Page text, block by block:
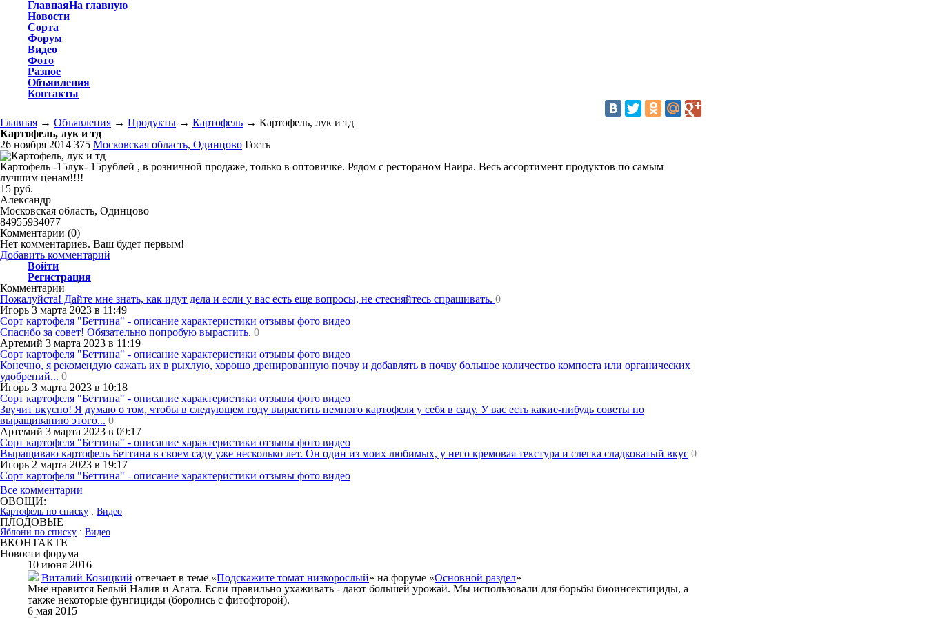
ГлавнаяНа главную
Новости
Сорта
Форум
Видео
Фото
Разное
Объявления
Контакты
Главная → Объявления → Продукты → Картофель → Картофель, лук и тд
Картофель, лук и тд
26 ноября 2014 375 Московская область, Одинцово Гость
Картофель -15лук- 15рублей , в розничной продаже, только в оптовичке. Рядом с рестораном Наира. Весь ассортимент продуктов по самым
лучшим ценам!!!!
15 руб.
Александр
Московская область, Одинцово
84955934077
Комментарии (0)
Нет комментариев. Ваш будет первым!
Добавить комментарий
Войти
Регистрация
Комментарии
Пожалуйста! Дайте мне знать, как идут дела и если у вас есть еще вопросы, не стесняйтесь спрашивать. 0
Игорь 3 марта 2023 в 11:49
Сорт картофеля "Беттина" - описание характеристики отзывы фото видео
Спасибо за совет! Обязательно попробую вырастить. 0
Артемий 3 марта 2023 в 11:19
Сорт картофеля "Беттина" - описание характеристики отзывы фото видео
Конечно, я рекомендую сажать их в рыхлую, хорошо дренированную почву и добавлять в почву большое количество компоста или органических
удобрений... 0
Игорь 3 марта 2023 в 10:18
Сорт картофеля "Беттина" - описание характеристики отзывы фото видео
Звучит вкусно! Я думаю о том, чтобы в следующем году вырастить немного картофеля у себя в саду. У вас есть какие-нибудь советы по
выращиванию этого... 0
Артемий 3 марта 2023 в 09:17
Сорт картофеля "Беттина" - описание характеристики отзывы фото видео
Выращиваю картофель Беттина в своем саду уже несколько лет. Он один из моих любимых, у него кремовая текстура и слегка сладковатый вкус 0
Игорь 2 марта 2023 в 19:17
Сорт картофеля "Беттина" - описание характеристики отзывы фото видео
Все комментарии
ОВОЩИ:
Картофель по списку : Видео
ПЛОДОВЫЕ
Яблони по списку : Видео
ВКОНТАКТЕ
Новости форума
10 июня 2016
Виталий Козицкий отвечает в теме «Подскажите томат низкорослый» на форуме «Основной раздел»
Мне нравится Белый Налив и Агата. Если правильно ухаживать - дают большей урожай. Мы использовали для борьбы биоинсектициды, а
также некоторые фунгициды (боролись с фитофторой).
6 мая 2015